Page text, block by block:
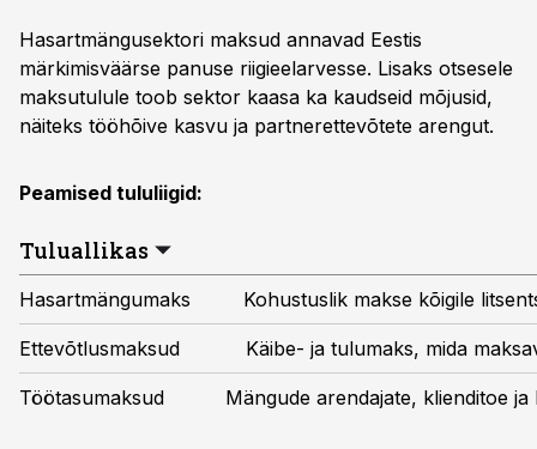
Hasartmängusektori maksud annavad Eestis
märkimisväärse panuse riigieelarvesse. Lisaks otsesele
maksutulule toob sektor kaasa ka kaudseid mõjusid,
näiteks tööhõive kasvu ja partnerettevõtete arengut.
Peamised tululiigid:
Tuluallikas
Hasartmängumaks Kohustuslik makse kõigile
Ettevõtlusmaksud Käibe- ja tulumaks, mida
Töötasumaksud Mängude arendajate, klienditoe ja